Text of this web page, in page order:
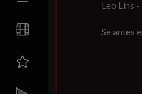
⁣Leo Lins
Se antes